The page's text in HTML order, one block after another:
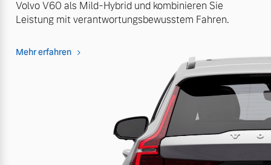
Volvo V60 als Mild-Hybrid und kombinieren Sie
Leistung mit verantwortungsbewusstem Fahren.
Mehr erfahren